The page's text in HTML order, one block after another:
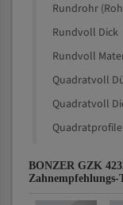
Rundrohr
Rundvoll Dick
Rundvoll
Quadratvoll
Quadratvoll
Quadratprofile
BONZER GZK
Zahnempfehlungs-